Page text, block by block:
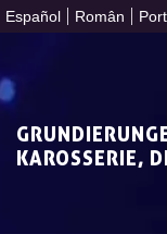
Español Român
KAROSSERIE,